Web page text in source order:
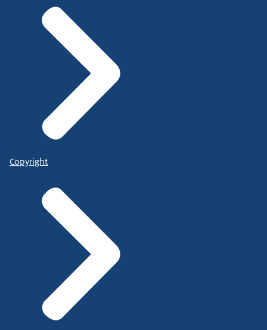
Copyright